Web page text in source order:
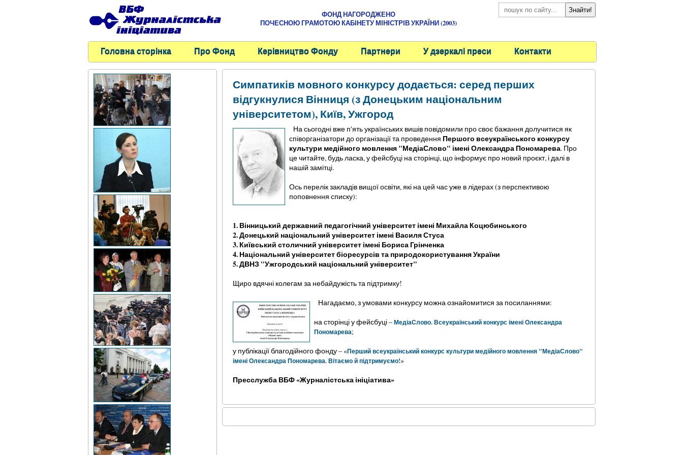
ФОНД НАГОРОДЖЕНО
ПОЧЕСНОЮ ГРАМОТОЮ КАБІНЕТУ МІНІСТРІВ УКРАЇНИ (2003)
Головна сторінка Про Фонд Керівництво Фонду Партнери У дзеркалі преси Контакти
Симпатиків мовного конкурсу додається: серед перших
відгукнулися Вінниця (з Донецьким національним
університетом), Київ, Ужгород
На сьогодні вже п'ять українських вишів повідомили про своє бажання долучитися як
співорганізатори до організації та проведення Першого всеукраїнського конкурсу
культури медійного мовлення "МедіаСлово" імені Олександра Пономарева. Про
це читайте, будь ласка, у фейсбуці на сторінці, що інформує про новий проєкт, і далі в
нашій замітці.
Ось перелік закладів вищої освіти, які на цей час уже в лідерах (з перспективою
поповнення списку):
1. Вінницький державний педагогічний університет імені Михайла Коцюбинського
2. Донецький національний університет імені Василя Стуса
3. Київський столичний університет імені Бориса Грінченка
4. Національний університет біоресурсів та природокористування України
5. ДВНЗ "Ужгородський національний університет"
Щиро вдячні колегам за небайдужість та підтримку!
Нагадаємо, з умовами конкурсу можна ознайомитися за посиланнями:
на сторінці у фейсбуці –МедіаСлово. Всеукраїнський конкурс імені Олександра
Пономарева;
у публікації благодійного фонду – «Перший всеукраїнський конкурс культури медійного мовлення "МедіаСлово"
імені Олександра Пономарева. Вітаємо й підтримуємо!»
Пресслужба ВБФ «Журналістська ініціатива»